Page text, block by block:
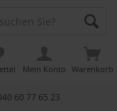
60 77 65 23
Warenkorb
Mein Konto